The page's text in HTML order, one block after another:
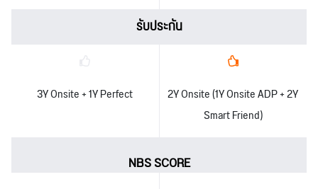
รับประกัน
3Y Onsite + 1Y Perfect
2Y Onsite (1Y Onsite ADP + 2Y
Smart Friend)
NBS SCORE